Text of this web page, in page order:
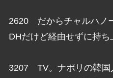
2620 だからチャルハノ
DHだけど経由せずに持ち
3207 TV。ナポリの韓国